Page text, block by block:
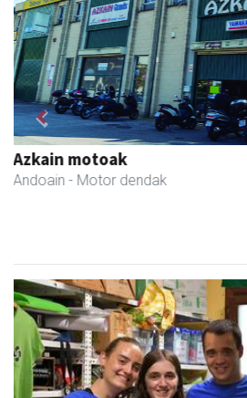
Xixori belar-denda
Andoain - Belar-denda
Previous